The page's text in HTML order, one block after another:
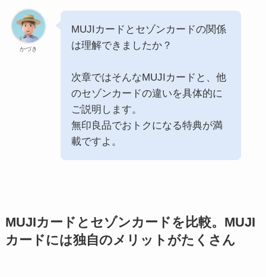
かづき
MUJIカードとセゾンカードの関係
は理解できましたか？
次章ではそんなMUJIカードと、他
のセゾンカードの違いを具体的に
ご説明します。
無印良品でおトクになる特典が満
載ですよ。
MUJIカードとセゾンカードを比較。MUJI
カードには独自のメリットがたくさん